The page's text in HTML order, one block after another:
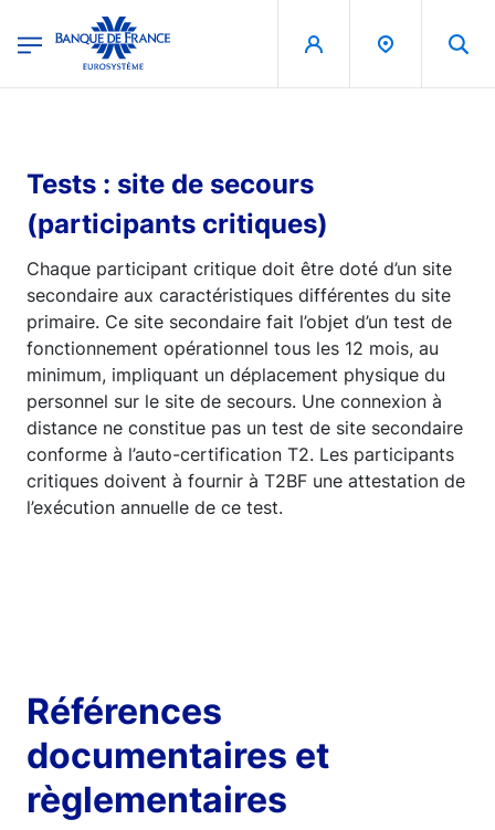
Banque de France - Menu Principal
Tests : site de secours
(participants critiques)
Chaque participant critique doit être doté d’un site
secondaire aux caractéristiques différentes du site
primaire. Ce site secondaire fait l’objet d’un test de
fonctionnement opérationnel tous les 12 mois, au
minimum, impliquant un déplacement physique du
personnel sur le site de secours. Une connexion à
distance ne constitue pas un test de site secondaire
conforme à l’auto-certification T2. Les participants
critiques doivent à fournir à T2BF une attestation de
l’exécution annuelle de ce test.
Références
documentaires et
règlementaires